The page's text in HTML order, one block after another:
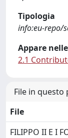
Tipologia
info:eu-repo/
Appare
2.1
File in
File
FILIPPO II E I